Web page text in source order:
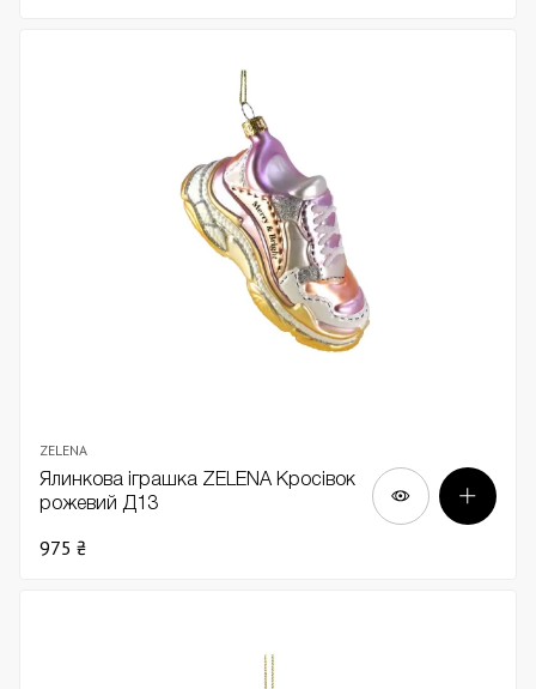
ZELENA
Ялинкова іграшка ZELENA Кросівок
рожевий Д13
975 ₴